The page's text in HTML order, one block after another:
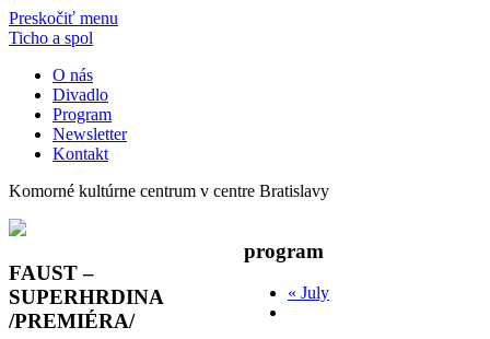
Preskočiť menu
Ticho a spol
O nás
Divadlo
Program
Newsletter
Kontakt
Komorné kultúrne centrum v centre Bratislavy
program
« July
FAUST –
SUPERHRDINA
/PREMIÉRA/